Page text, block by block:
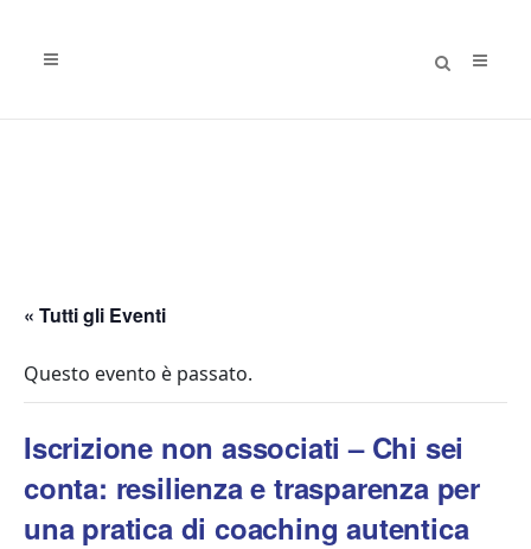
« Tutti gli Eventi
Questo evento è passato.
Iscrizione non associati – Chi sei
conta: resilienza e trasparenza per
una pratica di coaching autentica